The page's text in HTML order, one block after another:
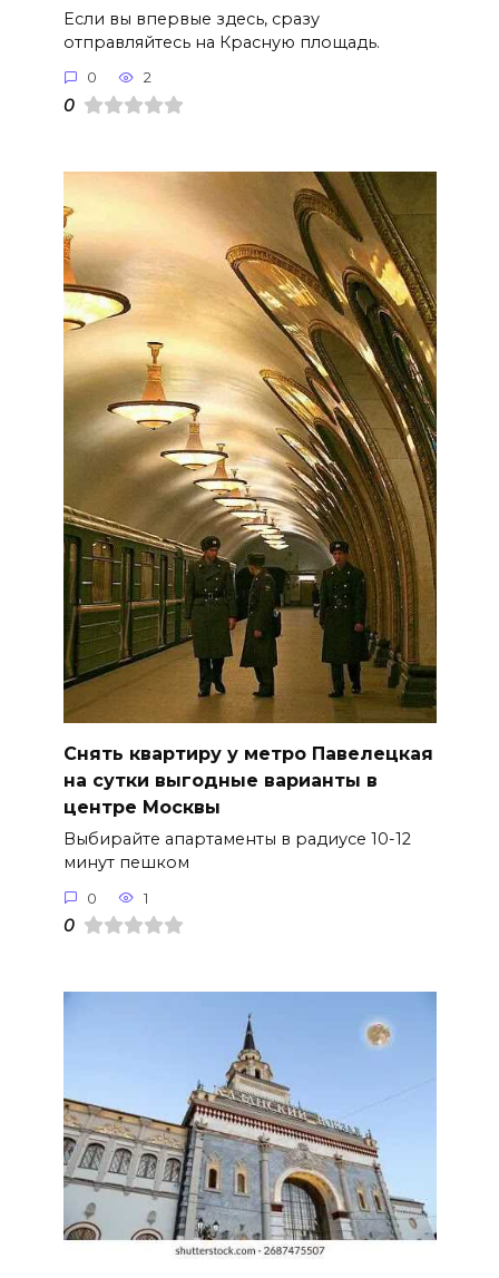
Если вы впервые здесь, сразу
отправляйтесь на Красную площадь.
0 2
0
Снять квартиру у метро Павелецкая
на сутки выгодные варианты в
центре Москвы
Выбирайте апартаменты в радиусе 10-12
минут пешком
0 1
0